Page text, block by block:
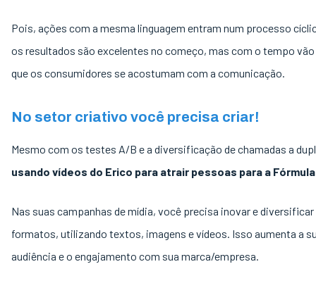
Pois, ações com a mesma linguagem entram num processo
os resultados são excelentes no começo, mas com o tempo
que os consumidores se acostumam com a comunicação.
No setor criativo você precisa criar!
Mesmo com os testes A/B e a diversificação de chamadas a
usando vídeos do Erico para atrair pessoas para a
Nas suas campanhas de mídia, você precisa inovar e
formatos, utilizando textos, imagens e vídeos. Isso aumenta a
audiência e o engajamento com sua marca/empresa.